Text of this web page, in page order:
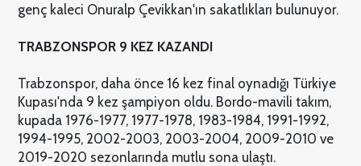
genç kaleci Onuralp Çevikkan'ın sakatlıkları bulunuyor.
TRABZONSPOR 9 KEZ KAZANDI
Trabzonspor, daha önce 16 kez final oynadığı Türkiye
Kupası'nda 9 kez şampiyon oldu. Bordo-mavili takım,
kupada 1976-1977, 1977-1978, 1983-1984, 1991-1992,
1994-1995, 2002-2003, 2003-2004, 2009-2010 ve
2019-2020 sezonlarında mutlu sona ulaştı.